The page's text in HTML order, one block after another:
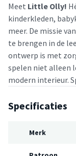
Meet Little Olly!
kinderkleden,
meer. De missie
te brengen in de
ontwerp is met
spelen niet alleen
modern interieur.
Specificaties
Merk